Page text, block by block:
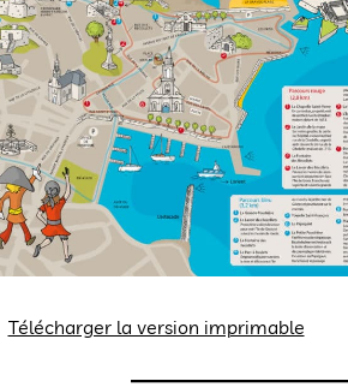
Télécharger la version imprimable